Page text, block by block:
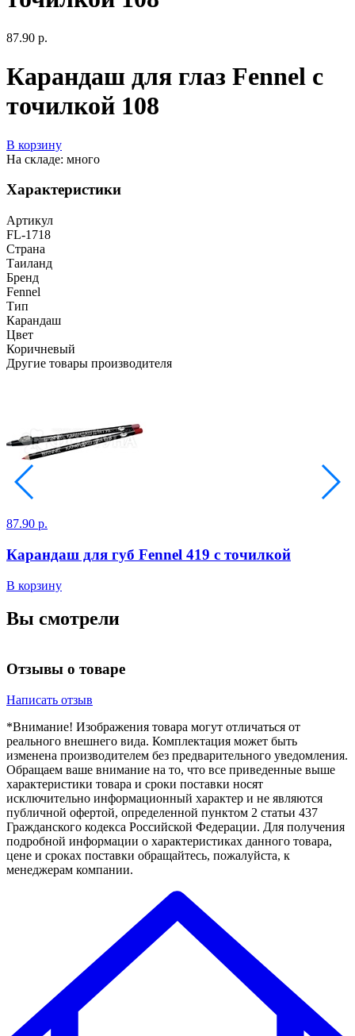
87.90 р.
Карандаш для глаз Fennel с
точилкой 108
В корзину
На складе: много
Характеристики
Артикул
FL-1718
Страна
Таиланд
Бренд
Fennel
Тип
Карандаш
Цвет
Коричневый
Другие товары производителя
87.90 р.
Карандаш для губ Fennel 419 с точилкой
В корзину
Вы смотрели
Отзывы о товаре
Написать отзыв
*Внимание! Изображения товара могут отличаться от
реального внешнего вида. Комплектация может быть
изменена производителем без предварительного уведомления.
Обращаем ваше внимание на то, что все приведенные выше
характеристики товара и сроки поставки носят
исключительно информационный характер и не являются
публичной офертой, определенной пунктом 2 статьи 437
Гражданского кодекса Российской Федерации. Для получения
подробной информации о характеристиках данного товара,
цене и сроках поставки обращайтесь, пожалуйста, к
менеджерам компании.